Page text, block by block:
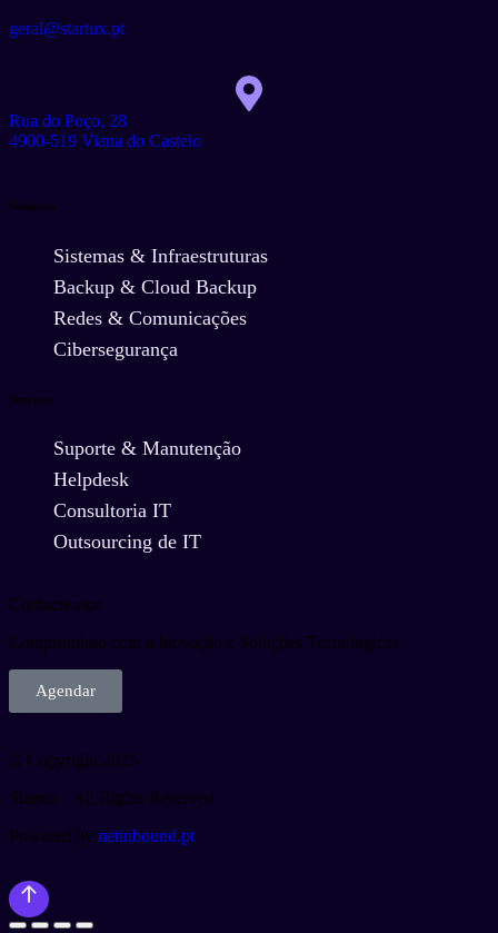
geral@startux.pt
Rua do Poço, 28
4900-519 Viana do Castelo
Soluções
Sistemas & Infraestruturas
Backup & Cloud Backup
Redes & Comunicações
Cibersegurança
Serviços
Suporte & Manutenção
Helpdesk
Consultoria IT
Outsourcing de IT
Contacte-nos
Compromisso com a Inovação e Soluções Tecnológicas
Agendar
© Copyright 2025
Startux All Rights Reserved
Powered by netinbound.pt